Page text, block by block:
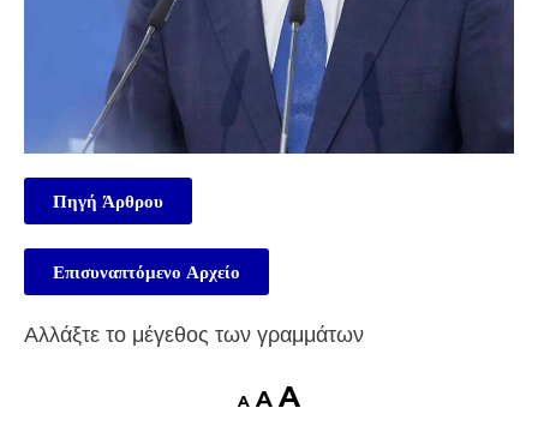
Πηγή Άρθρου
Επισυναπτόμενο Αρχείο
Αλλάξτε το μέγεθος των γραμμάτων
A A A